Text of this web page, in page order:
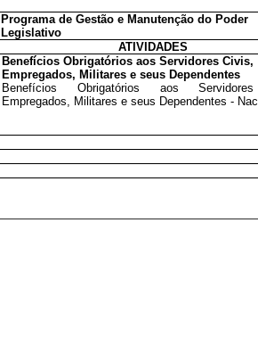
Programa de Gestão e Manutenção do Poder
Legislativo
ATIVIDADES
Benefícios Obrigatórios aos Servidores Civis,
Empregados, Militares e seus Dependentes
Benefícios Obrigatórios aos
Empregados, Militares e seus Dependentes -